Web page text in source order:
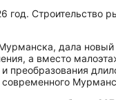
Строительство
дала
а вместо
преобразования